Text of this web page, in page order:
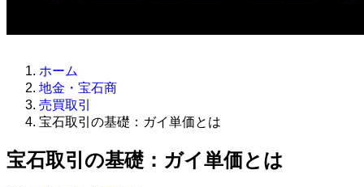
ホーム
地金・宝石商
売買取引
宝石取引の基礎：ガイ単価とは
宝石取引の基礎：ガイ単価とは